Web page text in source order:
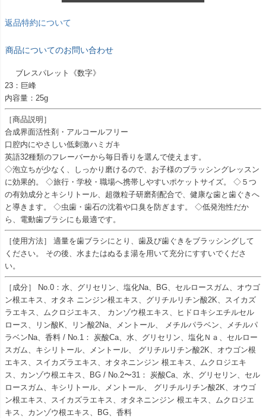
返品特約について
商品についてのお問い合わせ
ブレスパレット《数字》
23：巨峰
内容量：25g
［商品説明］
合成界面活性剤・アルコールフリー
口腔内にやさしい低刺激ハミガキ
英語32種類のフレーバーから毎日香りを選んで使えます。
◇泡立ちが少なく、しっかり磨けるので、お子様のブラッシングレッスン
に効果的。 ◇旅行・学校・職場へ携帯しやすいポケットサイズ。 ◇５つ
の有効成分とキシリトール、超微粒子研磨剤配合で、健康な歯と歯ぐきへ
と導きます。 ◇虫歯・歯石の沈着や口臭を防ぎます。 ◇低発泡性だか
ら、電動歯ブラシにも最適です。
［使用方法］ 適量を歯ブラシにとり、歯及び歯ぐきをブラッシングして
ください。 その後、水またはぬるま湯を用いて充分にすすいでくださ
い。
［成分］ No.0：水、グリセリン、塩化Na、BG、セルロースガム、オウゴ
ン根エキス、オタネ ニンジン根エキス、グリチルリチン酸2K、スイカズ
ラエキス、ムクロジエキス、 カンゾウ根エキス、ヒドロキシエチルセル
ロース、リン酸K、リン酸2Na、メントール、 メチルパラベン、メチルパ
ラベンNa、香料 / No.1： 炭酸Ca、水、グリセリン、塩化Ｎａ、セルロー
スガム、キシリトール、メントール、 グリチルリチン酸2K、オウゴン根
エキス、スイカズラエキス、オタネニンジン 根エキス、ムクロジエキ
ス、カンゾウ根エキス、BG / No.2〜31： 炭酸Ca、水、グリセリン、セル
ロースガム、キシリトール、メントール、 グリチルリチン酸2K、オウゴ
ン根エキス、スイカズラエキス、オタネニンジン 根エキス、ムクロジエ
キス、カンゾウ根エキス、BG、香料